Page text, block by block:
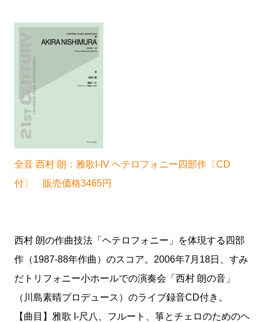
全音 西村 朗：雅歌I-IV ヘテロフォニー四部作〔CD
付〕 販売価格3465円
西村 朗の作曲技法「ヘテロフォニー」を体現する四部
作（1987-88年作曲）のスコア。2006年7月18日、すみ
だトリフォニー小ホールでの演奏会「西村 朗の音」
（川島素晴プロデュース）のライブ録音CD付き。
【曲目】雅歌 I-尺八、フルート、箏とチェロのためのヘ